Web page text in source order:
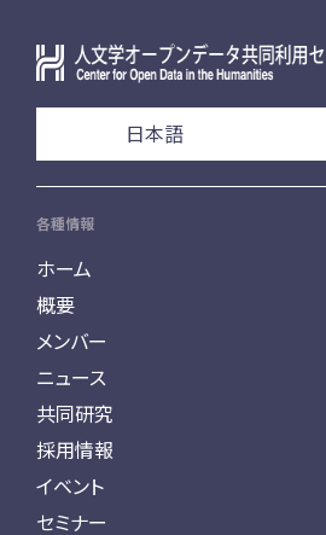
日本語
各種情報
ホーム
概要
メンバー
ニュース
共同研究
採用情報
イベント
セミナー